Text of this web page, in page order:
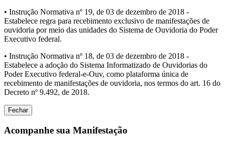
• Instrução Normativa nº 19, de 03 de dezembro de 2018 -
Estabelece regra para recebimento exclusivo de manifestações de
ouvidoria por meio das unidades do Sistema de Ouvidoria do Poder
Executivo federal.
• Instrução Normativa nº 18, de 03 de dezembro de 2018 -
Estabelece a adoção do Sistema Informatizado de Ouvidorias do
Poder Executivo federal-e-Ouv, como plataforma única de
recebimento de manifestações de ouvidoria, nos termos do art. 16 do
Decreto nº 9.492, de 2018.
Fechar
Acompanhe sua Manifestação